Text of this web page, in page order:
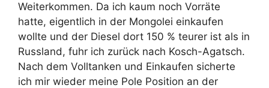
Weiterkommen. Da ich kaum noch Vorräte
hatte, eigentlich in der Mongolei einkaufen
wollte und der Diesel dort 150 % teurer ist als in
Russland, fuhr ich zurück nach Kosch-Agatsch.
Nach dem Volltanken und Einkaufen sicherte
ich mir wieder meine Pole Position an der